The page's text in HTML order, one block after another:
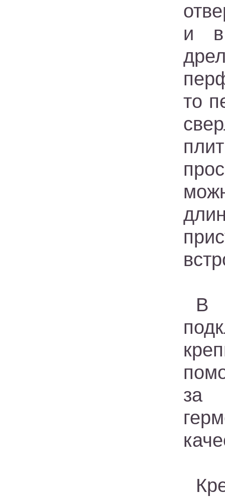
и в
то
В
за